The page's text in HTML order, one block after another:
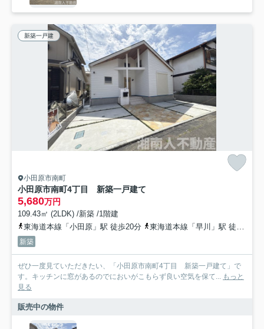
新築一戸建
小田原市南町
小田原市南町4丁目 新築一戸建て
5,680万円
109.43㎡ (2LDK) /新築 /1階建
東海道本線「小田原」駅 徒歩20分
東海道本線「早川」駅 徒歩11分
新築
ぜひ一度見ていただきたい、「小田原市南町4丁目 新築一戸建て」で
す。キッチンに窓があるのでにおいがこもらず良い空気を保て... もっと
見る
販売中の物件